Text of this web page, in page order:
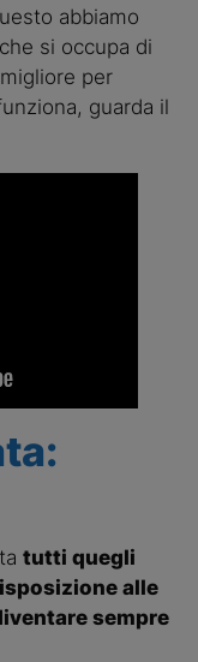
abbiamo
si occupa di
per
guarda il
tutti quegli
alle
sempre